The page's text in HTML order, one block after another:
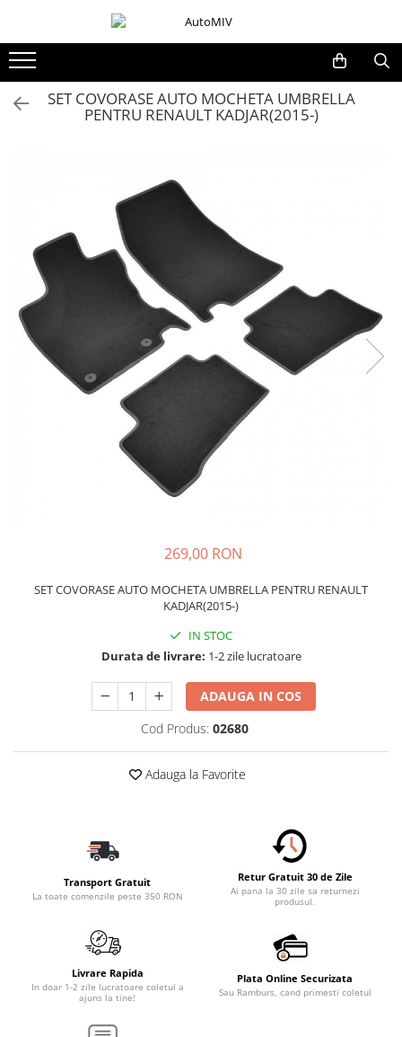
Oferta Saptamanii
Butoane Reglare Oglinzi
Butoane Blocare/Deblocare
Buton Frana
Buton Clapeta Rezervor
Buton Portbagaj
Alte Butoane/Comutatoare
Butoane Semnalizare
Schimbatoare Viteze
Accesorii Auto Exterior
Inchidere Centralizata
Tavite Portbagaj Dedicate
Covorase Auto/ Presuri Auto
Accesorii Siguranta Auto
Incarcatoare Auto
Accesorii pentru Roti si Anvelope
Husa Anvelope
Organizatoare Auto
Iluminat Auto
Semnalizari
SET COVORASE AUTO MOCHETA UMBRELLA
PENTRU RENAULT KADJAR(2015-)
269,00 RON
SET COVORASE AUTO MOCHETA UMBRELLA PENTRU RENAULT
KADJAR(2015-)
IN STOC
Durata de livrare: 1-2 zile lucratoare
ADAUGA IN COS
Cod Produs: 02680
Adauga la Favorite
Transport Gratuit
La toate comenzile peste 350 RON
Retur Gratuit 30 de Zile
Ai pana la 30 zile sa returnezi
produsul.
Livrare Rapida
In doar 1-2 zile lucratoare coletul a
ajuns la tine!
Plata Online Securizata
Sau Ramburs, cand primesti coletul